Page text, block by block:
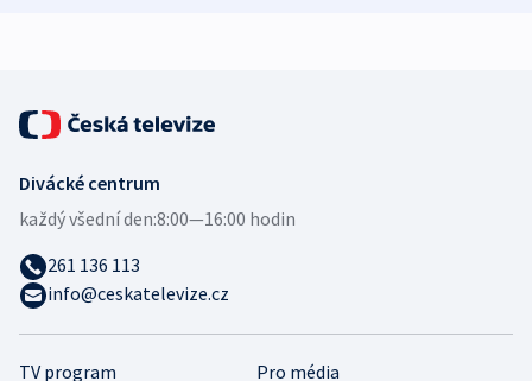
TV program Pro média
Divácké centrum
každý všední den:8:00—16:00 hodin
261 136 113
info@ceskatelevize.cz